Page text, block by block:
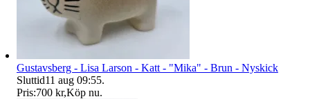
Gustavsberg - Lisa Larson - Katt - "Mika" - Brun - Nyskick
Sluttid11 aug 09:55.
Pris:700 kr,Köp nu.